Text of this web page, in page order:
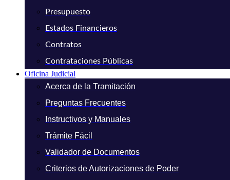
Presupuesto
Estados Financieros
Contratos
Contrataciones Públicas
Oficina Judicial
Acerca de la Tramitación
Preguntas Frecuentes
Instructivos y Manuales
Trámite Fácil
Validador de Documentos
Criterios de Autorizaciones de Poder